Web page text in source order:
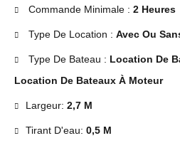
Commande Minimale : 2 Heures
Type De Location : Avec Ou
Type De Bateau : Location De
Location De Bateaux À Moteur
Largeur: 2,7 M
Tirant D'eau: 0,5 M